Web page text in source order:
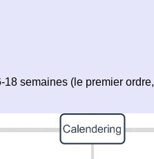
semaines (le premier